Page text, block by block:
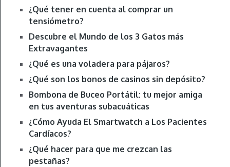
¿Qué tener en cuenta al comprar un
tensiómetro?
Descubre el Mundo de los 3 Gatos más
Extravagantes
¿Qué es una voladera para pájaros?
¿Qué son los bonos de casinos sin depósito?
Bombona de Buceo Portátil: tu mejor amiga
en tus aventuras subacuáticas
¿Cómo Ayuda El Smartwatch a Los Pacientes
Cardíacos?
¿Qué hacer para que me crezcan las
pestañas?